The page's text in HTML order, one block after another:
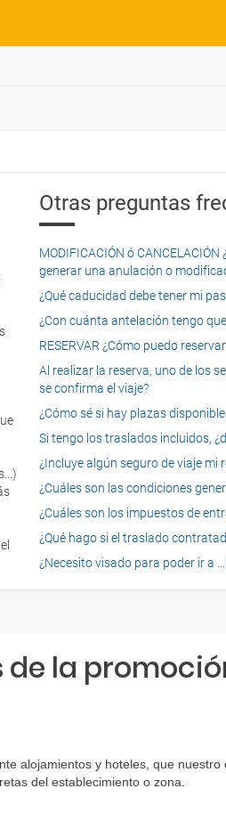
Otras preguntas
MODIFICACIÓN ó
generar una anulación o
¿Qué caducidad debe tener mi
¿Con cuánta antelación tengo
RESERVAR ¿Cómo puedo
Al realizar la reserva, uno de los
se confirma el viaje?
¿Cómo sé si hay plazas
Si tengo los traslados incluidos,
¿Incluye algún seguro de viaje mi
¿Cuáles son las condiciones
¿Cuáles son los impuestos de
¿Qué hago si el traslado
¿Necesito visado para poder ir a
la
alojamientos y hoteles, que
del establecimiento o zona.